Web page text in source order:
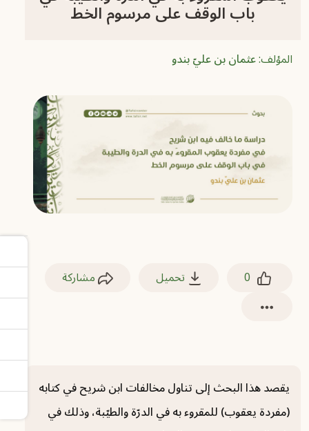
باب الوقف على مرسوم الخط
المؤلف:عثمان بن عليّ بندو
0 تحميل مشاركة
يقصد هذا البحث إلى تناول مخالفات ابن شريح في كتابه
(مفردة يعقوب) للمقروء به في الدرّة والطيّبة، وذلك في